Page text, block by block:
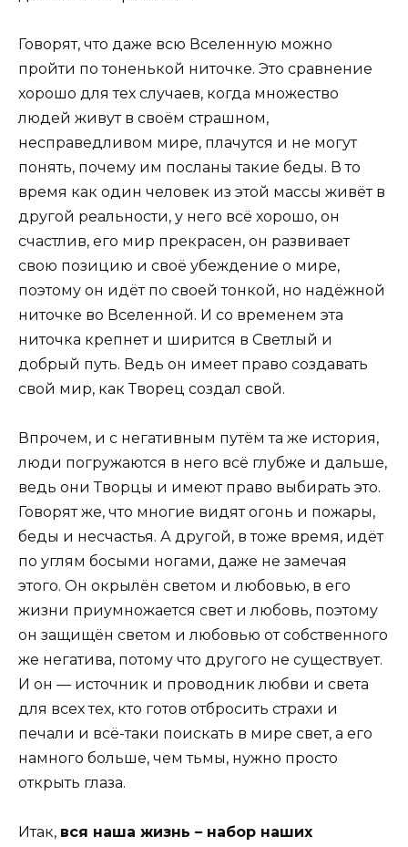
Говорят, что даже всю Вселенную можно
пройти по тоненькой ниточке. Это сравнение
хорошо для тех случаев, когда множество
людей живут в своём страшном,
несправедливом мире, плачутся и не могут
понять, почему им посланы такие беды. В то
время как один человек из этой массы живёт в
другой реальности, у него всё хорошо, он
счастлив, его мир прекрасен, он развивает
свою позицию и своё убеждение о мире,
поэтому он идёт по своей тонкой, но надёжной
ниточке во Вселенной. И со временем эта
ниточка крепнет и ширится в Светлый и
добрый путь. Ведь он имеет право создавать
свой мир, как Творец создал свой.
Впрочем, и с негативным путём та же история,
люди погружаются в него всё глубже и дальше,
ведь они Творцы и имеют право выбирать это.
Говорят же, что многие видят огонь и пожары,
беды и несчастья. А другой, в тоже время, идёт
по углям босыми ногами, даже не замечая
этого. Он окрылён светом и любовью, в его
жизни приумножается свет и любовь, поэтому
он защищён светом и любовью от собственного
же негатива, потому что другого не существует.
И он — источник и проводник любви и света
для всех тех, кто готов отбросить страхи и
печали и всё-таки поискать в мире свет, а его
намного больше, чем тьмы, нужно просто
открыть глаза.
Итак, вся наша жизнь – набор наших